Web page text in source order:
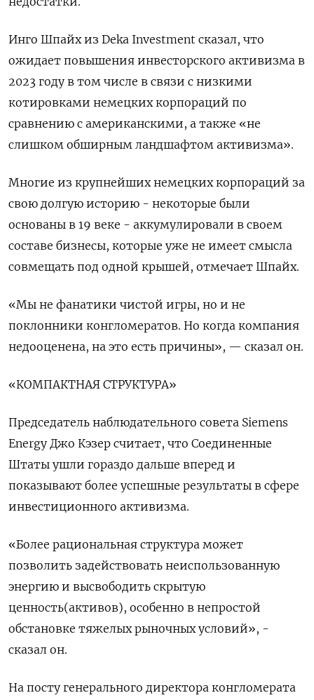
Инго Шпайх из Deka Investment сказал, что
ожидает повышения инвесторского активизма в
2023 году в том числе в связи с низкими
котировками немецких корпораций по
сравнению с американскими, а также «не
слишком обширным ландшафтом активизма».
Многие из крупнейших немецких корпораций за
свою долгую историю - некоторые были
основаны в 19 веке - аккумулировали в своем
составе бизнесы, которые уже не имеет смысла
совмещать под одной крышей, отмечает Шпайх.
«Мы не фанатики чистой игры, но и не
поклонники конгломератов. Но когда компания
недооценена, на это есть причины», — сказал он.
«КОМПАКТНАЯ СТРУКТУРА»
Председатель наблюдательного совета Siemens
Energy Джо Кэзер считает, что Соединенные
Штаты ушли гораздо дальше вперед и
показывают более успешные результаты в сфере
инвестиционного активизма.
«Более рациональная структура может
позволить задействовать неиспользованную
энергию и высвободить скрытую
ценность(активов), особенно в непростой
обстановке тяжелых рыночных условий», -
сказал он.
На посту генерального директора конгломерата